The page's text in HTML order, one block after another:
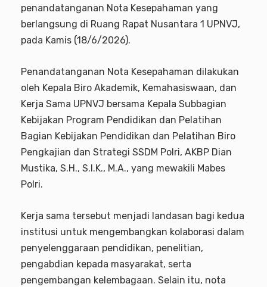
penandatanganan Nota Kesepahaman yang
berlangsung di Ruang Rapat Nusantara 1 UPNVJ,
pada Kamis (18/6/2026).
Penandatanganan Nota Kesepahaman dilakukan
oleh Kepala Biro Akademik, Kemahasiswaan, dan
Kerja Sama UPNVJ bersama Kepala Subbagian
Kebijakan Program Pendidikan dan Pelatihan
Bagian Kebijakan Pendidikan dan Pelatihan Biro
Pengkajian dan Strategi SSDM Polri, AKBP Dian
Mustika, S.H., S.I.K., M.A., yang mewakili Mabes
Polri.
Kerja sama tersebut menjadi landasan bagi kedua
institusi untuk mengembangkan kolaborasi dalam
penyelenggaraan pendidikan, penelitian,
pengabdian kepada masyarakat, serta
pengembangan kelembagaan. Selain itu, nota